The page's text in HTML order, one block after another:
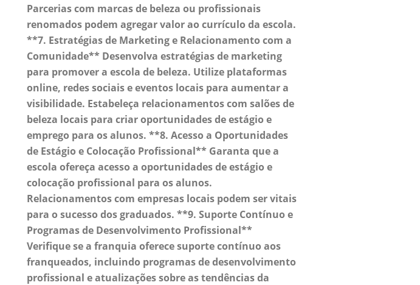
Parcerias com marcas de beleza ou profissionais
renomados podem agregar valor ao currículo da escola.
**7. Estratégias de Marketing e Relacionamento com a
Comunidade** Desenvolva estratégias de marketing
para promover a escola de beleza. Utilize plataformas
online, redes sociais e eventos locais para aumentar a
visibilidade. Estabeleça relacionamentos com salões de
beleza locais para criar oportunidades de estágio e
emprego para os alunos. **8. Acesso a Oportunidades
de Estágio e Colocação Profissional** Garanta que a
escola ofereça acesso a oportunidades de estágio e
colocação profissional para os alunos.
Relacionamentos com empresas locais podem ser vitais
para o sucesso dos graduados. **9. Suporte Contínuo e
Programas de Desenvolvimento Profissional**
Verifique se a franquia oferece suporte contínuo aos
franqueados, incluindo programas de desenvolvimento
profissional e atualizações sobre as tendências da